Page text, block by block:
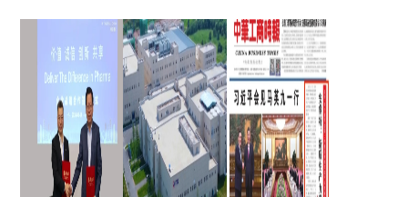
业智能制造发展上市，填补全球
空白，开启生物
医药新篇章